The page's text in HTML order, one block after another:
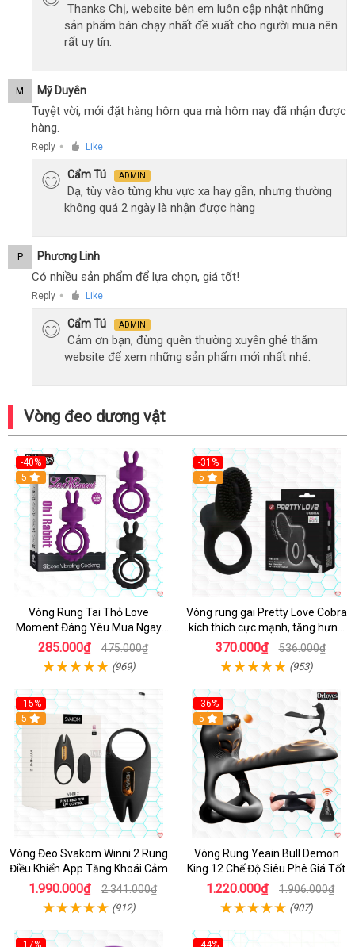
Thanks Chị, website bên em luôn cập nhật những
sản phẩm bán chạy nhất đề xuất cho người mua nên
rất uy tín.
M Mỹ Duyên
Tuyệt vời, mới đặt hàng hôm qua mà hôm nay đã nhận được
hàng.
Reply ● Like
Cẩm Tú ADMIN
Dạ, tùy vào từng khu vực xa hay gần, nhưng thường
không quá 2 ngày là nhận được hàng
P Phương Linh
Có nhiều sản phẩm để lựa chọn, giá tốt!
Reply ● Like
Cẩm Tú ADMIN
Cảm ơn bạn, đừng quên thường xuyên ghé thăm
website để xem những sản phẩm mới nhất nhé.
Vòng đeo dương vật
-40%
5
Vòng Rung Tai Thỏ Love
Moment Đáng Yêu Mua Ngay
Giá Tốt
285.000₫ 475.000₫
(969)
-31%
5
Vòng rung gai Pretty Love Cobra
kích thích cực mạnh, tăng hưng
phấn
370.000₫ 536.000₫
(953)
-15%
Hot
5
Vòng Đeo Svakom Winni 2 Rung
Điều Khiển App Tăng Khoái Cảm
1.990.000₫ 2.341.000₫
(912)
-36%
Hot
5
Vòng Rung Yeain Bull Demon
King 12 Chế Độ Siêu Phê Giá Tốt
1.220.000₫ 1.906.000₫
(907)
-17% -44%